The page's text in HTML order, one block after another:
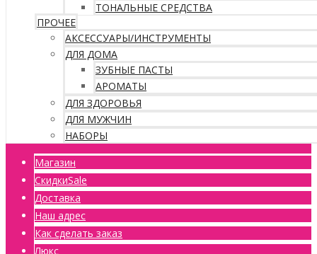
ТОНАЛЬНЫЕ СРЕДСТВА
ПРОЧЕЕ
АКСЕССУАРЫ/ИНСТРУМЕНТЫ
ДЛЯ ДОМА
ЗУБНЫЕ ПАСТЫ
АРОМАТЫ
ДЛЯ ЗДОРОВЬЯ
ДЛЯ МУЖЧИН
НАБОРЫ
Магазин
СкидкиSale
Доставка
Наш адрес
Как сделать заказ
Люкс